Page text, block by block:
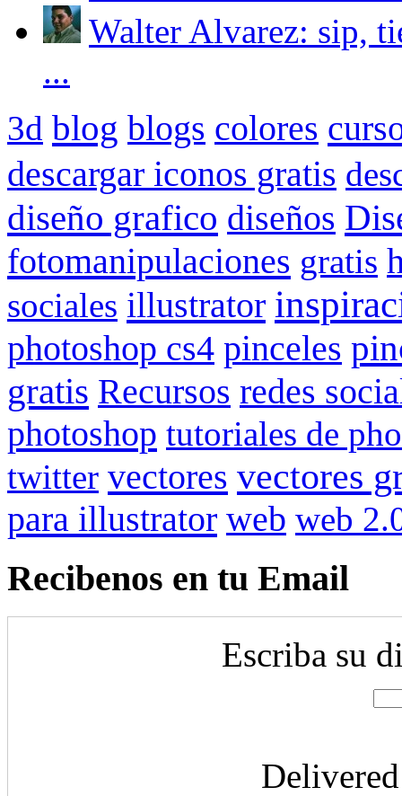
Walter Alvarez: sip,
...
3d blog blogs colores
descargar iconos gratis
diseño grafico diseños
fotomanipulaciones gratis
sociales illustrator
photoshop cs4 pinceles
gratis Recursos redes
photoshop tutoriales de
twitter vectores vectores
para illustrator web web
Recibenos en tu Email
Escriba su